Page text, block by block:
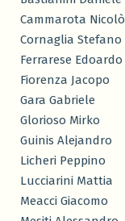
Cammarota Nicolò
Cornaglia Stefano
Ferrarese Edoardo
Fiorenza Jacopo
Gara Gabriele
Glorioso Mirko
Guinis Alejandro
Licheri Peppino
Lucciarini Mattia
Meacci Giacomo